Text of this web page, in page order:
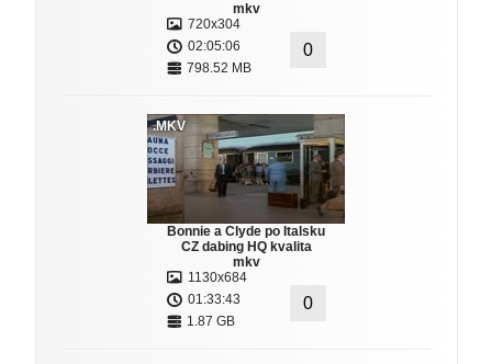
mkv
720x304
02:05:06
798.52 MB
0
.MKV
Bonnie a Clyde po Italsku
CZ dabing HQ kvalita
mkv
1130x684
01:33:43
1.87 GB
0